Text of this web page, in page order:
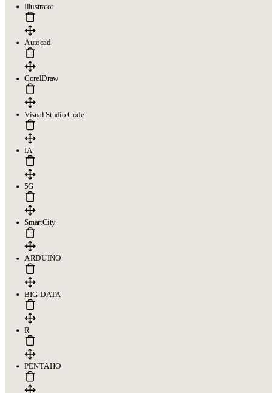
Illustrator
Autocad
CorelDraw
Visual Studio Code
IA
5G
SmartCity
ARDUINO
BIG-DATA
R
PENTAHO